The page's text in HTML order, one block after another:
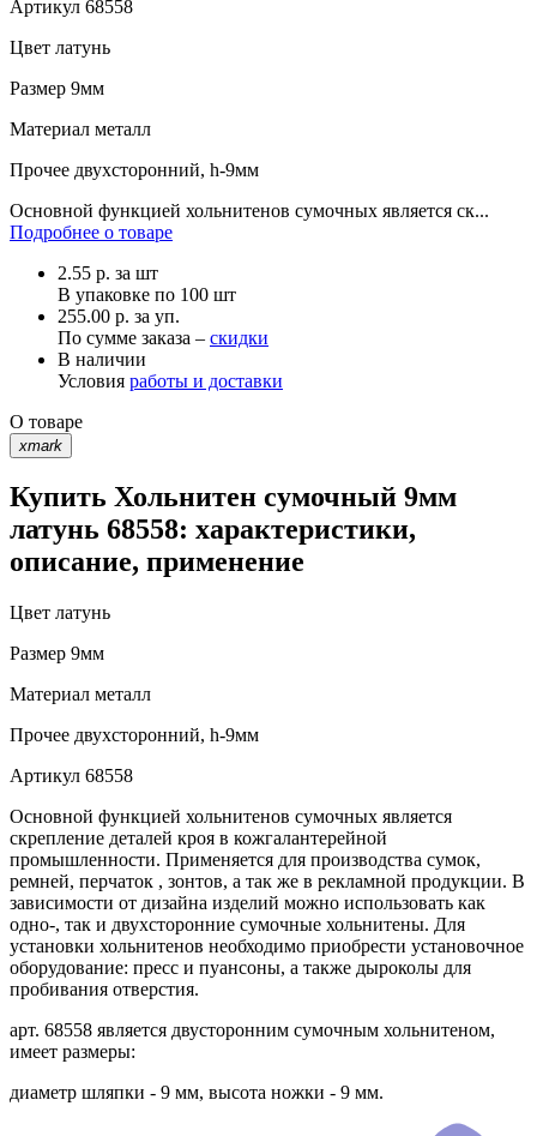
Артикул 68558
Цвет латунь
Размер 9мм
Материал металл
Прочее двухсторонний, h-9мм
Основной функцией хольнитенов сумочных является ск...
Подробнее о товаре
2.55 р. за шт
В упаковке по 100 шт
255.00 р. за уп.
По сумме заказа – скидки
В наличии
Условия работы и доставки
О товаре
xmark
Купить Хольнитен сумочный 9мм
латунь 68558: характеристики,
описание, применение
Цвет латунь
Размер 9мм
Материал металл
Прочее двухсторонний, h-9мм
Артикул 68558
Основной функцией хольнитенов сумочных является
скрепление деталей кроя в кожгалантерейной
промышленности. Применяется для производства сумок,
ремней, перчаток , зонтов, а так же в рекламной продукции. В
зависимости от дизайна изделий можно использовать как
одно-, так и двухсторонние сумочные хольнитены. Для
установки хольнитенов необходимо приобрести установочное
оборудование: пресс и пуансоны, а также дыроколы для
пробивания отверстия.
арт. 68558 является двусторонним сумочным хольнитеном,
имеет размеры:
диаметр шляпки - 9 мм, высота ножки - 9 мм.